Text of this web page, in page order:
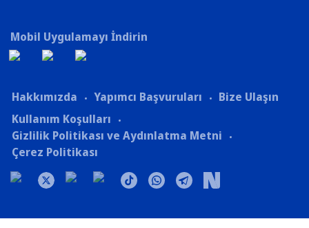
Mobil Uygulamayı İndirin
Hakkımızda Yapımcı Başvuruları
Bize Ulaşın
Kullanım Koşulları
Gizlilik Politikası ve Aydınlatma Metni
Çerez Politikası